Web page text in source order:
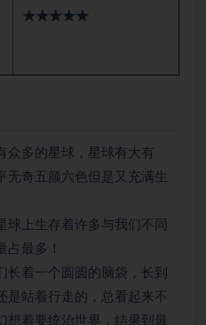
★★★★★
众多的星球，星球有大有
奇五颜六色但是又充满生
球上生存着许多与我们不同
占最多！
长着一个圆圆的脑袋，长到
是站着行走的，总看起来不
想着要统治世界，结果到最